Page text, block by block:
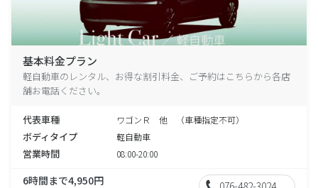
基本料金プラン
軽自動車のレンタル、お得な割引料金、ご予約はこちらから各店
舗お電話ください。
代表車種 ワゴンＲ 他 （車種指定不可）
ボディタイプ 軽自動車
営業時間 08:00-20:00
6時間まで4,950円